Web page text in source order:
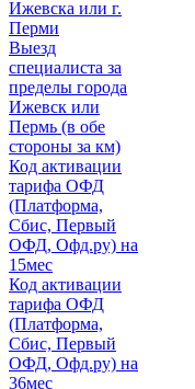
Ижевска или г.
Перми
Выезд
специалиста за
пределы города
Ижевск или
Пермь (в обе
стороны за км)
Код активации
тарифа ОФД
(Платформа,
Сбис, Первый
ОФД, Офд.ру) на
15мес
Код активации
тарифа ОФД
(Платформа,
Сбис, Первый
ОФД, Офд.ру) на
36мес